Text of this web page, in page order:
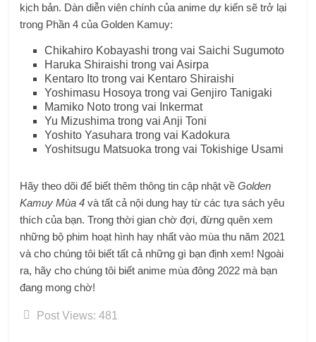
kịch bản. Dàn diễn viên chính của anime dự kiến ​​sẽ trở lại
trong Phần 4 của Golden Kamuy:
Chikahiro Kobayashi trong vai Saichi Sugumoto
Haruka Shiraishi trong vai Asirpa
Kentaro Ito trong vai Kentaro Shiraishi
Yoshimasu Hosoya trong vai Genjiro Tanigaki
Mamiko Noto trong vai Inkermat
Yu Mizushima trong vai Anji Toni
Yoshito Yasuhara trong vai Kadokura
Yoshitsugu Matsuoka trong vai Tokishige Usami
Hãy theo dõi để biết thêm thông tin cập nhật vềGolden
Kamuy Mùa 4và tất cả nội dung hay từ các tựa sách yêu
thích của bạn. Trong thời gian chờ đợi, đừng quên xem
những bộ phim hoạt hình hay nhất vào mùa thu năm 2021
và cho chúng tôi biết tất cả những gì bạn định xem! Ngoài
ra, hãy cho chúng tôi biết anime mùa đông 2022 mà bạn
đang mong chờ!
Post Views: 481